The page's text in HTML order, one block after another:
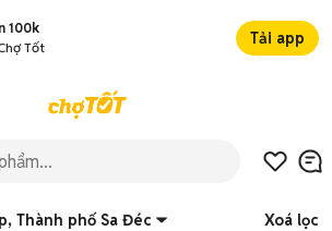
100k
Tốt
Tải app
Thành phố Sa Đéc Xoá lọc